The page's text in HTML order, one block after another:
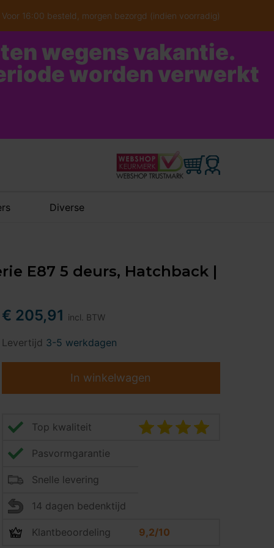
Voor 16:00 besteld, morgen bezorgd (indien voorradig)
wegens vakantie.
worden verwerkt
Diverse
E87 5 deurs, Hatchback |
€ 205,91 incl. BTW
Levertijd 3-5 werkdagen
In winkelwagen
Top kwaliteit
Pasvormgarantie
Snelle levering
14 dagen bedenktijd
Klantbeoordeling 9,2/10